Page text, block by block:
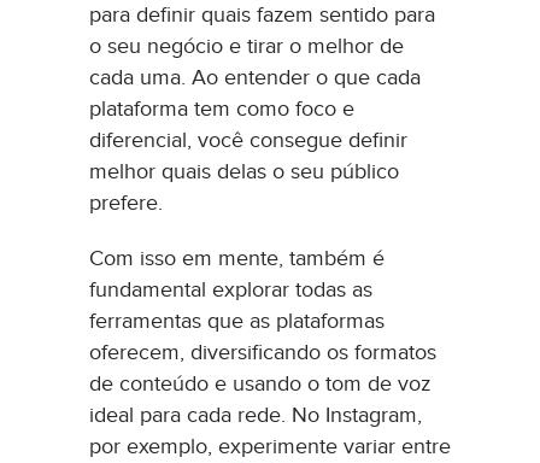
para definir quais fazem sentido para
o seu negócio e tirar o melhor de
cada uma. Ao entender o que cada
plataforma tem como foco e
diferencial, você consegue definir
melhor quais delas o seu público
prefere.
Com isso em mente, também é
fundamental explorar todas as
ferramentas que as plataformas
oferecem, diversificando os formatos
de conteúdo e usando o tom de voz
ideal para cada rede. No Instagram,
por exemplo, experimente variar entre